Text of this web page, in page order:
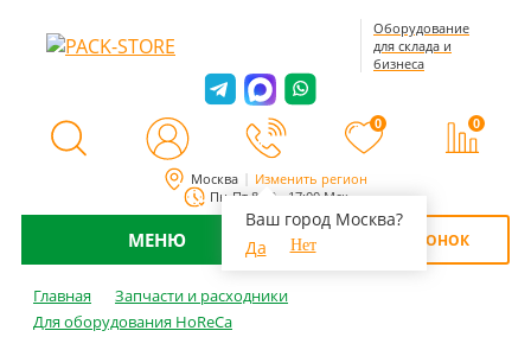
Москва Изменить регион
Ваш город Москва?
Да
Нет
Пн-Пт 8:00 - 17:00 Мск
Оборудование
для склада и
бизнеса
0 0
МЕНЮ ОБРАТНЫЙ ЗВОНОК
Главная
Запчасти и расходники
Для оборудования HoReCa